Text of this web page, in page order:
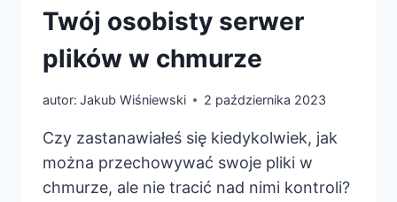
Twój osobisty serwer
plików w chmurze
autor: Jakub Wiśniewski 2 października 2023
Czy zastanawiałeś się kiedykolwiek, jak
można przechowywać swoje pliki w
chmurze, ale nie tracić nad nimi kontroli?